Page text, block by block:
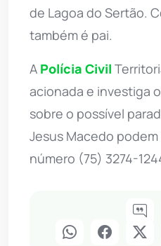
de Lagoa do Sertão.
também é pai.
A Polícia Civil
acionada e investiga
sobre o possível
Jesus Macedo
número (75) 3274-